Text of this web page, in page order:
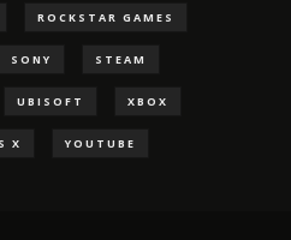
ROCKSTAR GAMES
SONY STEAM
UBISOFT XBOX
X YOUTUBE